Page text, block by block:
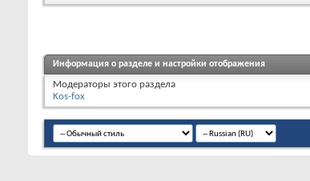
Информация о разделе и настройки отображения
Модераторы этого раздела
Kos-fox